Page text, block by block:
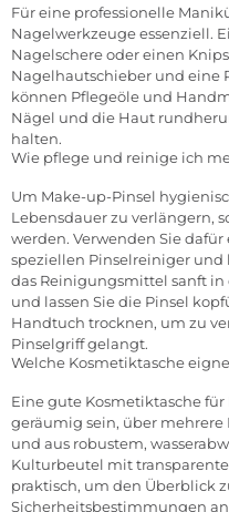
Für eine professionelle
Nagelwerkzeuge essenziell.
Nagelschere oder einen
Nagelhautschieber und eine
können Pflegeöle und
Nägel und die Haut
halten.
Wie pflege und reinige ich
Um Make-up-Pinsel
Lebensdauer zu verlängern,
werden. Verwenden Sie
speziellen Pinselreiniger und
das Reinigungsmittel sanft in
und lassen Sie die Pinsel
Handtuch trocknen, um zu
Pinselgriff gelangt.
Welche Kosmetiktasche
Eine gute Kosmetiktasche
geräumig sein, über mehrere
und aus robustem,
Kulturbeutel mit
praktisch, um den Überblick
Sicherheitsbestimmungen